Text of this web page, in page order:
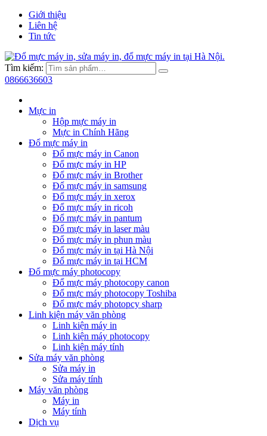
Giới thiệu
Liên hệ
Tin tức
Tìm kiếm:
0866636603
Mực in
Hộp mực máy in
Mực in Chính Hãng
Đổ mực máy in
Đổ mực máy in Canon
Đổ mực máy in HP
Đổ mực máy in Brother
Đổ mực máy in samsung
Đổ mực máy in xerox
Đổ mực máy in ricoh
Đổ mực máy in pantum
Đổ mực máy in laser màu
Đổ mực máy in phun màu
Đổ mực máy in tại Hà Nội
Đổ mực máy in tại HCM
Đổ mực máy photocopy
Đổ mực máy photocopy canon
Đổ mực máy photocopy Toshiba
Đổ mực máy photopcy sharp
Linh kiện máy văn phòng
Linh kiện máy in
Linh kiện máy photocopy
Linh kiện máy tính
Sửa máy văn phòng
Sửa máy in
Sửa máy tính
Máy văn phòng
Máy in
Máy tính
Dịch vụ